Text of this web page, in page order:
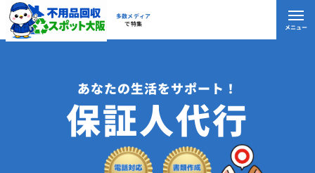
多数メディア
で特集
メニュー
あなたの生活をサポート！
保証人代行